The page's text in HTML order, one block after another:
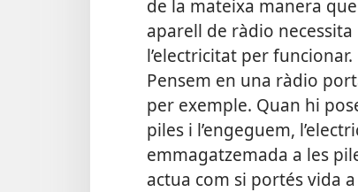
de la mateixa manera
aparell de ràdio necessita
l’electricitat per funcionar.
Pensem en una ràdio
per exemple. Quan hi
piles i l’engeguem,
emmagatzemada a les
actua com si portés vida